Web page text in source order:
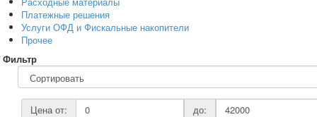
Платежные решения
Услуги ОФД и Фискальные накопители
Прочее
Фильтр
Цена от: до: